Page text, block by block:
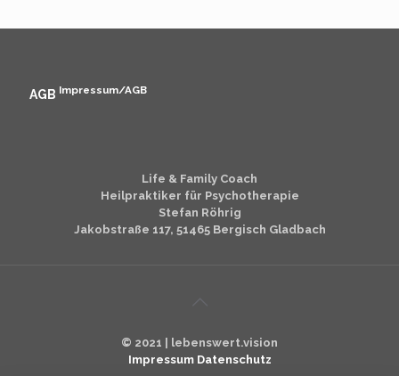
AGB Impressum/AGB
Life & Family Coach
Heilpraktiker für Psychotherapie
Stefan Röhrig
Jakobstraße 117, 51465 Bergisch Gladbach
© 2021 | lebenswert.vision
Impressum Datenschutz